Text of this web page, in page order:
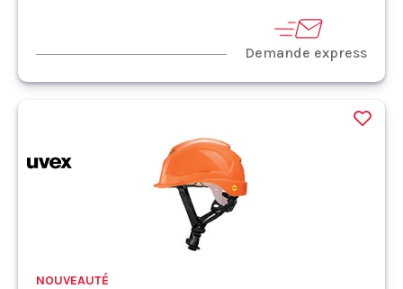
Demande express
NOUVEAUTÉ